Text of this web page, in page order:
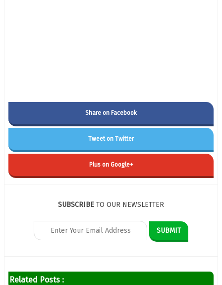
Share on Facebook
Tweet on Twitter
Plus on Google+
SUBSCRIBE TO OUR NEWSLETTER
Related Posts :